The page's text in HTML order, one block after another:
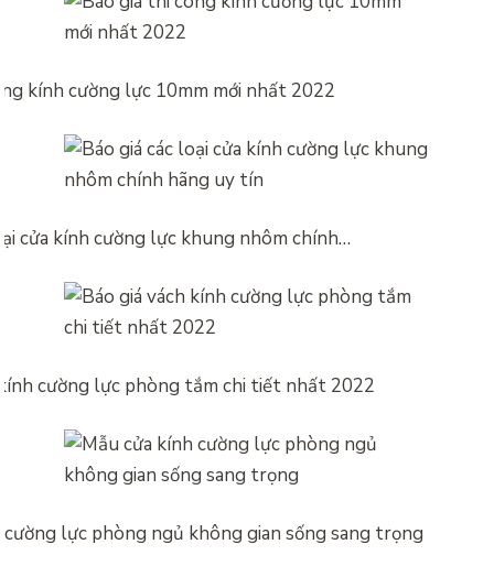
kính cường lực 10mm mới nhất 2022
cửa kính cường lực khung nhôm chính…
cường lực phòng tắm chi tiết nhất 2022
lực phòng ngủ không gian sống sang trọng